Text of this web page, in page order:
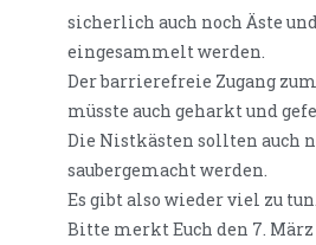
sicherlich auch noch Äste
eingesammelt werden.
Der barrierefreie Zugang
müsste auch geharkt und
Die Nistkästen sollten auch
saubergemacht werden.
Es gibt also wieder viel zu
Bitte merkt Euch den 7.